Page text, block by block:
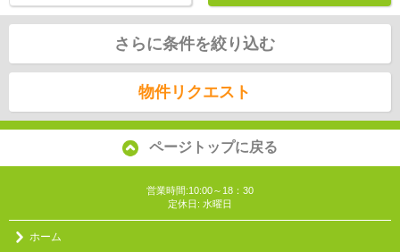
さらに条件を絞り込む
物件リクエスト
ページトップに戻る
営業時間:10:00～18：30
定休日: 水曜日
ホーム